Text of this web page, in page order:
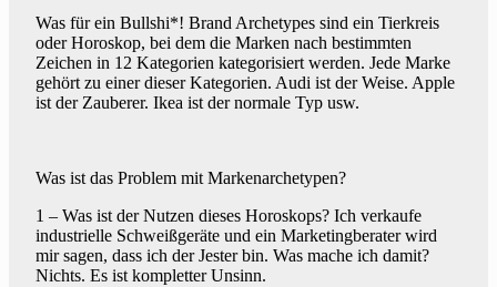
Was für ein Bullshi*! Brand Archetypes sind ein Tierkreis
oder Horoskop, bei dem die Marken nach bestimmten
Zeichen in 12 Kategorien kategorisiert werden. Jede Marke
gehört zu einer dieser Kategorien. Audi ist der Weise. Apple
ist der Zauberer. Ikea ist der normale Typ usw.
Was ist das Problem mit Markenarchetypen?
1 – Was ist der Nutzen dieses Horoskops? Ich verkaufe
industrielle Schweißgeräte und ein Marketingberater wird
mir sagen, dass ich der Jester bin. Was mache ich damit?
Nichts. Es ist kompletter Unsinn.